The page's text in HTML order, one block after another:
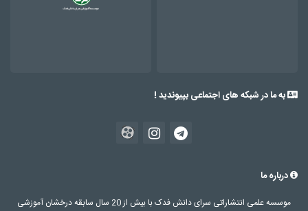
به ما در شبکه های اجتماعی بپیوندید !
درباره ما
موسسه علمی انتشاراتی سرای دانش فدک با بیش از 20 سال سابقه درخشان آموزشی